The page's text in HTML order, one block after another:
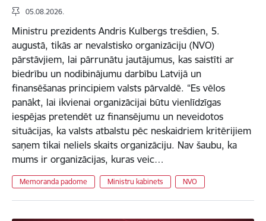
05.08.2026.
Ministru prezidents Andris Kulbergs trešdien, 5.
augustā, tikās ar nevalstisko organizāciju (NVO)
pārstāvjiem, lai pārrunātu jautājumus, kas saistīti ar
biedrību un nodibinājumu darbību Latvijā un
finansēšanas principiem valsts pārvaldē. “Es vēlos
panākt, lai ikvienai organizācijai būtu vienlīdzīgas
iespējas pretendēt uz finansējumu un neveidotos
situācijas, ka valsts atbalstu pēc neskaidriem kritērijiem
saņem tikai neliels skaits organizāciju. Nav šaubu, ka
mums ir organizācijas, kuras veic…
Memoranda padome Ministru kabinets NVO